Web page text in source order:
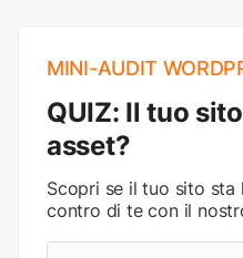
MINI-AUDIT
QUIZ: Il tuo
asset?
Scopri se il tuo sito sta
contro di te con il